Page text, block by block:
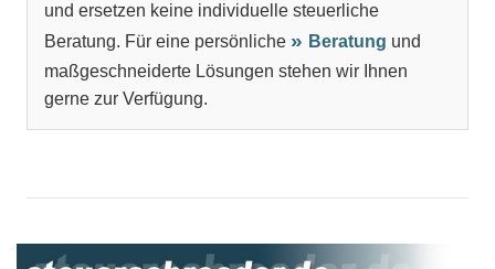
und ersetzen keine individuelle steuerliche
Beratung. Für eine persönliche
Beratung und
maßgeschneiderte Lösungen stehen wir Ihnen
gerne zur Verfügung.